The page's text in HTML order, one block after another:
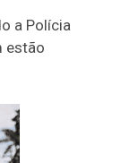
a Polícia
estão